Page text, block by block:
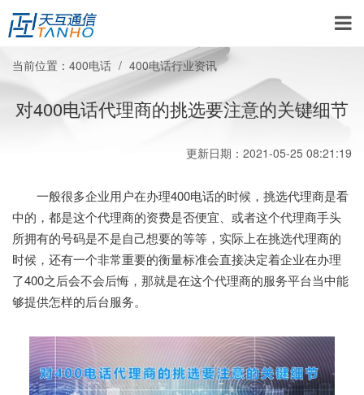
当前位置： 400电话 400电话行业资讯
对400电话代理商的挑选要注意的关键细节
更新日期：2021-05-25 08:21:19
一般很多企业用户在办理400电话的时候，挑选代理商是看
中的，都是这个代理商的资费是否便宜、或者这个代理商手头
所拥有的号码是不是自己想要的等等，实际上在挑选代理商的
时候，还有一个非常重要的衡量标准会直接决定着企业在办理
了400之后会不会后悔，那就是在这个代理商的服务平台当中能
够提供怎样的后台服务。